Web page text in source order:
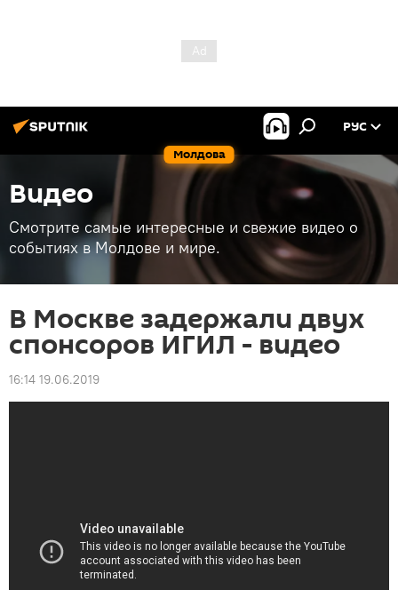
Молдова
РУС
Видео
Смотрите самые интересные и свежие видео о
событиях в Молдове и мире.
В Москве задержали двух
спонсоров ИГИЛ - видео
16:14 19.06.2019